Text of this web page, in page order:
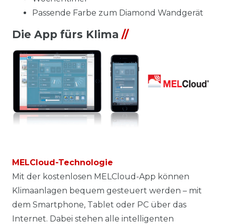
Passende Farbe zum Diamond Wandgerät
Die App fürs Klima //
MELCloud-Technologie
Mit der kostenlosen MELCloud-App können
Klimaanlagen bequem gesteuert werden – mit
dem Smartphone, Tablet oder PC über das
Internet. Dabei stehen alle intelligenten